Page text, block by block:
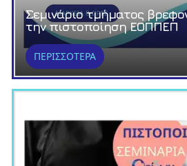
Σεμινάριο τμήματος
την πιστοποίηση ΕΟΠΠΕΠ
ΠΕΡΙΣΣΟΤΕΡΑ